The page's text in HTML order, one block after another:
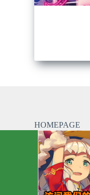
HOMEPAGE